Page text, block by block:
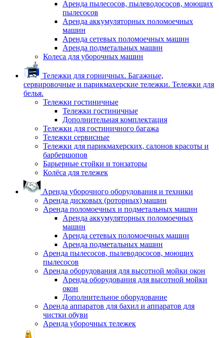
Аренда пылесосов, пылеводососов, моющих
пылесосов
Аренда аккумуляторных поломоечных
машин
Аренда сетевых поломоечных машин
Аренда подметальных машин
Колеса для уборочных машин
Тележки для горничных. Багажные,
сервировочные и парикмахерские тележки. Тележки для
белья.
Тележки гостиничные
Тележки гостиничные
Дополнительная комплектация
Тележки для гостиничного багажа
Тележки сервисные
Тележки для парикмахерских, салонов красоты и
барбершопов
Барьерные стойки и тонзаторы
Колёса для тележек
Аренда уборочного оборудования и техники
Аренда дисковых (роторных) машин
Аренда поломоечных и подметальных машин
Аренда аккумуляторных поломоечных
машин
Аренда сетевых поломоечных машин
Аренда подметальных машин
Аренда пылесосов, пылеводососов, моющих
пылесосов
Аренда оборудования для высотной мойки окон
Аренда оборудования для высотной мойки
окон
Дополнительное оборудование
Аренда аппаратов для бахил и аппаратов для
чистки обуви
Аренда уборочных тележек